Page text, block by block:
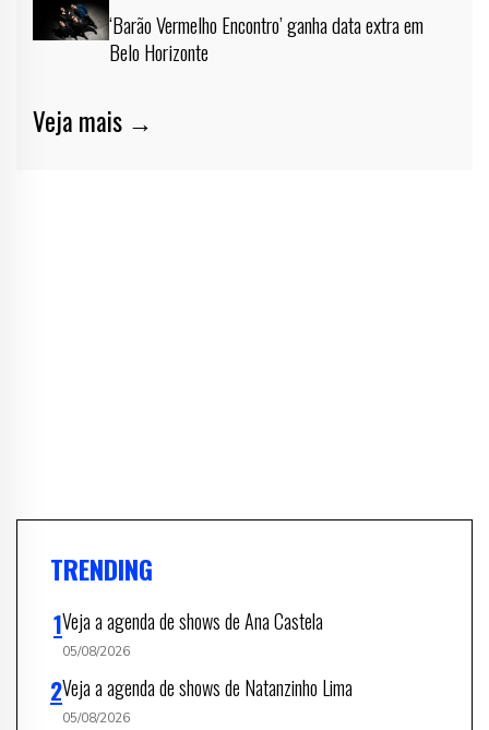
‘Barão Vermelho Encontro’ ganha data extra em
Belo Horizonte
Veja mais →
TRENDING
Veja a agenda de shows de Ana Castela
05/08/2026
Veja a agenda de shows de Natanzinho Lima
05/08/2026